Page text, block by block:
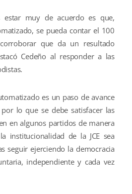
estar muy de acuerdo es que,
se pueda contar el 100
que da un resultado
Cedeño al responder a las
es un paso de avance
lo que se debe satisfacer las
en algunos partidos de manera
institucionalidad de la JCE sea
seguir ejerciendo la democracia
independiente y cada vez